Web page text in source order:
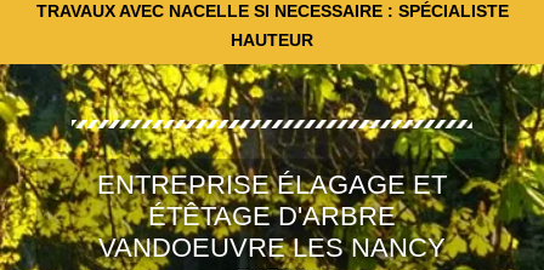
TRAVAUX AVEC NACELLE SI NECESSAIRE : SPÉCIALISTE
HAUTEUR
ENTREPRISE ÉLAGAGE ET
ÉTÊTAGE D'ARBRE
VANDOEUVRE LES NANCY